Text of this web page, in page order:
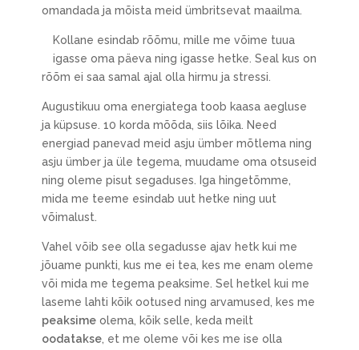
omandada ja mõista meid ümbritsevat maailma.
Kollane esindab rõõmu, mille me võime tuua
igasse oma päeva ning igasse hetke. Seal kus on
rõõm ei saa samal ajal olla hirmu ja stressi.
Augustikuu oma energiatega toob kaasa aegluse
ja küpsuse. 10 korda mõõda, siis lõika. Need
energiad panevad meid asju ümber mõtlema ning
asju ümber ja üle tegema, muudame oma otsuseid
ning oleme pisut segaduses. Iga hingetõmme,
mida me teeme esindab uut hetke ning uut
võimalust.
Vahel võib see olla segadusse ajav hetk kui me
jõuame punkti, kus me ei tea, kes me enam oleme
või mida me tegema peaksime. Sel hetkel kui me
laseme lahti kõik ootused ning arvamused, kes me
peaksimeolema, kõik selle, keda meilt
oodatakse, et me oleme või kes me ise olla